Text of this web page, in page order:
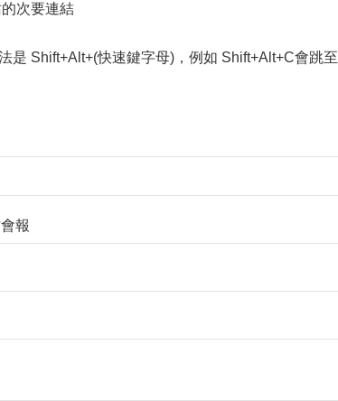
次要連結
是 Shift+Alt+(快速鍵字母)，例如 Shift+Alt+C會跳至
報